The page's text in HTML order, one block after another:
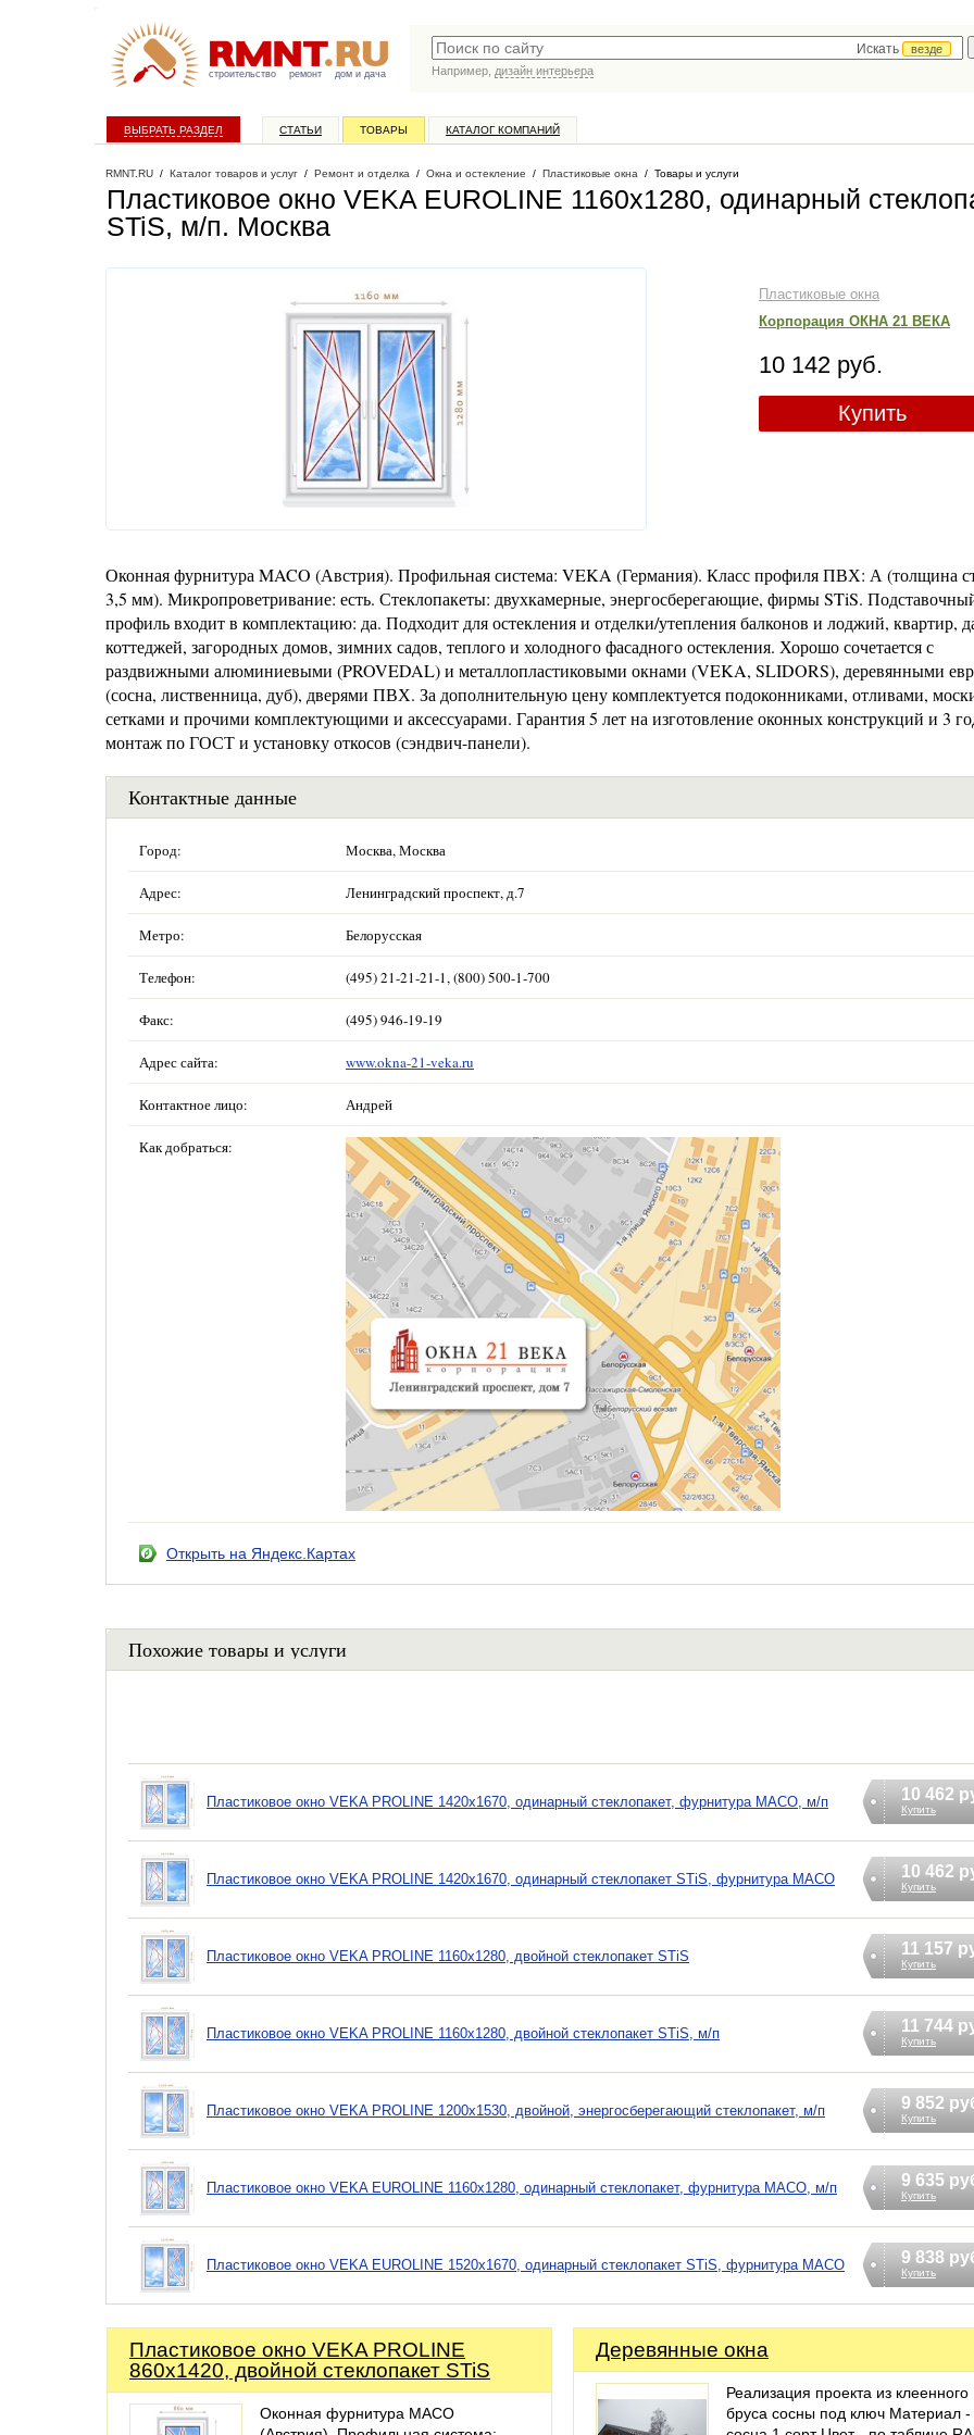
строительство ремонт дом и дача
Искать
везде
Например, дизайн интерьера
ВЫБРАТЬ РАЗДЕЛ СТАТЬИ ТОВАРЫ КАТАЛОГ КОМПАНИЙ
RMNT.RU / Каталог товаров и услуг / Ремонт и отделка / Окна и остекление / Пластиковые окна / Товары и услуги
Пластиковое окно VEKA EUROLINE 1160х1280, одинарный
STiS, м/п. Москва
Пластиковые окна
Корпорация ОКНА 21 ВЕКА
10 142 руб.
Купить
Оконная фурнитура MACO (Австрия). Профильная система: VEKA (Германия). Класс профиля ПВХ: А (толщина
3,5 мм). Микропроветривание: есть. Стеклопакеты: двухкамерные, энергосберегающие, фирмы STiS.
профиль входит в комплектацию: да. Подходит для остекления и отделки/утепления балконов и лоджий, квартир,
коттеджей, загородных домов, зимних садов, теплого и холодного фасадного остекления. Хорошо сочетается с
раздвижными алюминиевыми (PROVEDAL) и металлопластиковыми окнами (VEKA, SLIDORS), деревянными
(сосна, лиственница, дуб), дверями ПВХ. За дополнительную цену комплектуется подоконниками, отливами,
сетками и прочими комплектующими и аксессуарами. Гарантия 5 лет на изготовление оконных конструкций и 3
монтаж по ГОСТ и установку откосов (сэндвич-панели).
Контактные данные
Город: Москва, Москва
Адрес: Ленинградский проспект, д.7
Метро: Белорусская
Телефон: (495) 21-21-21-1, (800) 500-1-700
Факс: (495) 946-19-19
Адрес сайта: www.okna-21-veka.ru
Контактное лицо: Андрей
Как добраться:
Открыть на Яндекс.Картах
Похожие товары и услуги
Пластиковое окно VEKA PROLINE 1420х1670, одинарный стеклопакет, фурнитура MACO, м/п 10 462
Купить
Пластиковое окно VEKA PROLINE 1420х1670, одинарный стеклопакет STiS, фурнитура MACO 10 462
Купить
Пластиковое окно VEKA PROLINE 1160х1280, двойной стеклопакет STiS 11 157
Купить
Пластиковое окно VEKA PROLINE 1160х1280, двойной стеклопакет STiS, м/п 11 744
Купить
Пластиковое окно VEKA PROLINE 1200х1530, двойной, энергосберегающий стеклопакет, м/п 9 852
Купить
Пластиковое окно VEKA EUROLINE 1160х1280, одинарный стеклопакет, фурнитура MACO, м/п 9 635
Купить
Пластиковое окно VEKA EUROLINE 1520х1670, одинарный стеклопакет STiS, фурнитура MACO 9 838
Купить
Пластиковое окно VEKA PROLINE
860х1420, двойной стеклопакет STiS
Оконная фурнитура MACO
Деревянные окна
Реализация проекта из клеенного
бруса сосны под ключ Материал -